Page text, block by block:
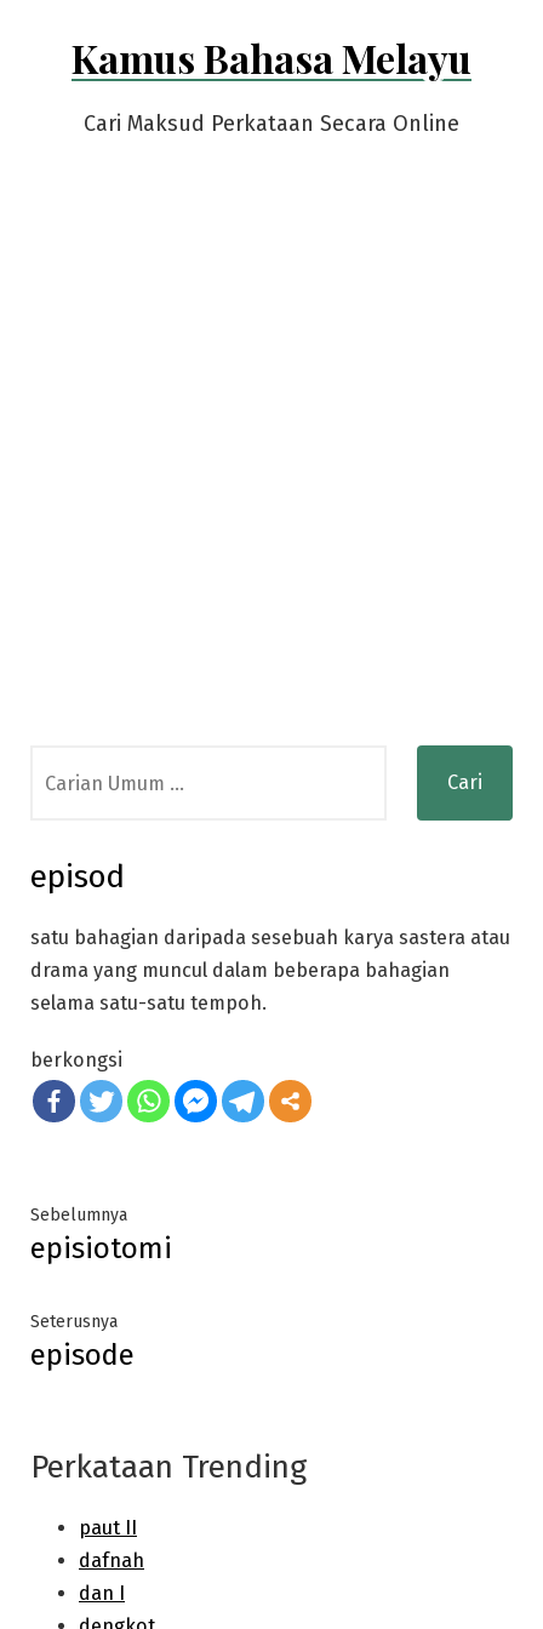
Kamus Bahasa Melayu
Cari Maksud Perkataan Secara Online
for:
episod
satu bahagian daripada sesebuah karya sastera atau
drama yang muncul dalam beberapa bahagian
selama satu-satu tempoh.
berkongsi
Post
navigation
SebelumnyaPrevious
post:
episiotomi
SeterusnyaNext
post:
episode
Perkataan Trending